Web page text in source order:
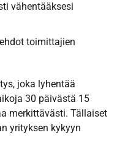
vähentääksesi
toimittajien
joka lyhentää
30 päivästä 15
merkittävästi. Tällaiset
yrityksen kykyyn